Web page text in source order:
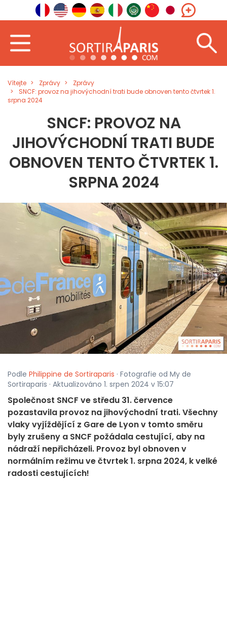
Vítejte Zprávy
Zprávy
SNCF: provoz na jihovýchodní trati bude obnoven tento čtvrtek 1.
srpna 2024
SNCF: PROVOZ NA
JIHOVÝCHODNÍ TRATI BUDE
OBNOVEN TENTO ČTVRTEK 1.
SRPNA 2024
Podle Philippine de Sortiraparis · Fotografie od My de
Sortiraparis · Aktualizováno 1. srpen 2024 v 15:07
Společnost SNCF ve středu 31. července
pozastavila provoz na jihovýchodní trati. Všechny
vlaky vyjíždějící z Gare de Lyon v tomto směru
byly zrušeny a SNCF požádala cestující, aby na
nádraží nepřicházeli. Provoz byl obnoven v
normálním režimu ve čtvrtek 1. srpna 2024, k velké
radosti cestujících!